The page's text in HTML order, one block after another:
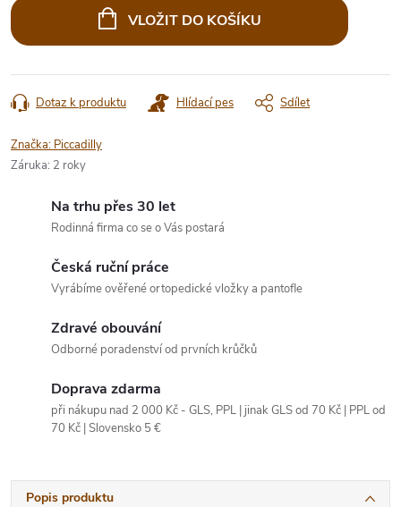
cena:
VLOŽIT DO KOŠÍKU
Dotaz k produktu Hlídací pes Sdílet
Značka: Piccadilly
Záruka: 2 roky
Na trhu přes 30 let
Rodinná firma co se o Vás postará
Česká ruční práce
Vyrábíme ověřené ortopedické vložky a pantofle
Zdravé obouvání
Odborné poradenství od prvních krůčků
Doprava zdarma
při nákupu nad 2 000 Kč - GLS, PPL | jinak GLS od 70 Kč | PPL od
70 Kč | Slovensko 5 €
Popis produktu